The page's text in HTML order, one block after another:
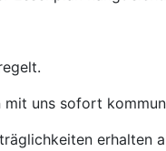
mit uns sofort